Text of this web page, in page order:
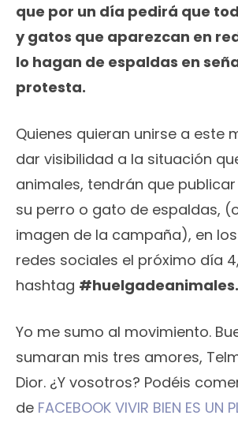
que por un día pedirá que
y gatos que aparezcan en
lo hagan de espaldas en
protesta.
Quienes quieran unirse a este
dar visibilidad a la situación
animales, tendrán que
su perro o gato de espaldas,
imagen de la campaña), en
redes sociales el próximo día
hashtag #huelgadeanimales.
Yo me sumo al movimiento.
sumaran mis tres amores,
Dior. ¿Y vosotros? Podéis
de FACEBOOK VIVIR BIEN ES UN